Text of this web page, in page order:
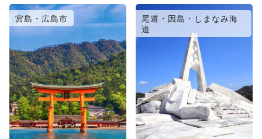
宮島・広島市
尾道・因島・しまなみ海
道